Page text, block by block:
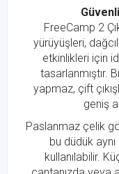
FreeCamp 2
yürüyüşleri,
etkinlikleri için
tasarlanmıştır.
yapmaz, çift
geniş
Paslanmaz çelik
bu düdük
kullanılabilir.